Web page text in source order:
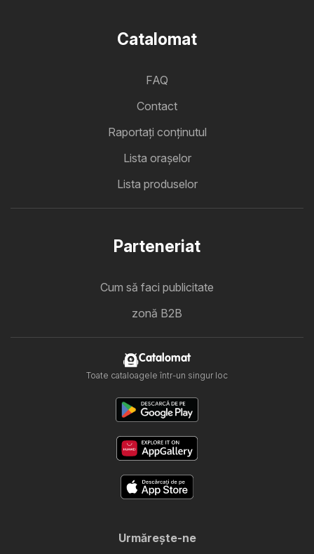
Catalomat
FAQ
Contact
Raportați conținutul
Lista oraşelor
Lista produselor
Parteneriat
Cum să faci publicitate
zonă B2B
Catalomat
Toate cataloagele într-un singur loc
Urmăreşte-ne